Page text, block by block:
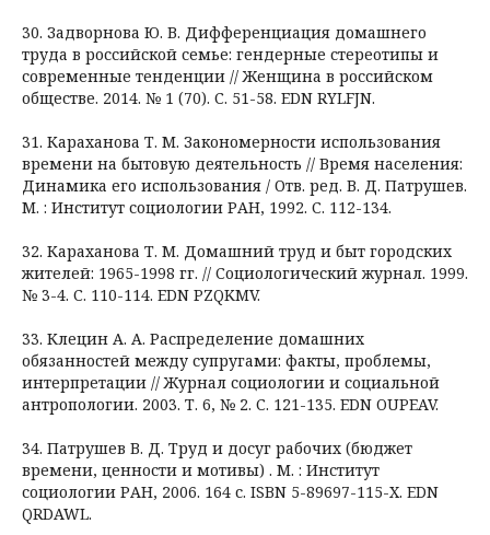
30. Задворнова Ю. В. Дифференциация домашнего
труда в российской семье: гендерные стереотипы и
современные тенденции // Женщина в российском
обществе. 2014. № 1 (70). С. 51-58. EDN RYLFJN.
31. Караханова Т. М. Закономерности использования
времени на бытовую деятельность // Время населения:
Динамика его использования / Отв. ред. В. Д. Патрушев.
М. : Институт социологии РАН, 1992. С. 112-134.
32. Караханова Т. М. Домашний труд и быт городских
жителей: 1965-1998 гг. // Социологический журнал. 1999.
№ 3-4. С. 110-114. EDN PZQKMV.
33. Клецин А. А. Распределение домашних
обязанностей между супругами: факты, проблемы,
интерпретации // Журнал социологии и социальной
антропологии. 2003. Т. 6, № 2. С. 121-135. EDN OUPEAV.
34. Патрушев В. Д. Труд и досуг рабочих (бюджет
времени, ценности и мотивы) . М. : Институт
социологии РАН, 2006. 164 с. ISBN 5-89697-115-X. EDN
QRDAWL.